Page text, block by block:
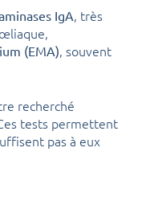
IgA, très
(EMA), souvent
recherché
tests permettent
pas à eux